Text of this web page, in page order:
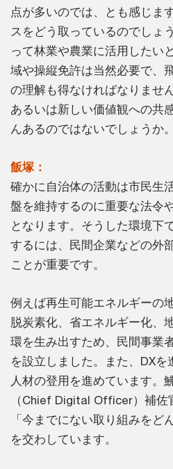
点が多いのでは、とも感じま
スをどう取っているのでしょ
って林業や農業に活用したい
域や操縦免許は当然必要で、
の理解も得なければなりませ
あるいは新しい価値観への共
んあるのではないでしょうか。
飯塚：
確かに自治体の活動は市民生
盤を維持するのに重要な法令
となります。そうした環境下
するには、民間企業などの外
ことが重要です。
例えば再生可能エネルギーの
脱炭素化、省エネルギー化、
環を生み出すため、民間事業
を設立しました。また、DX
人材の登用を進めています。
（Chief Digital Officer）補佐
「今までにない取り組みをど
を交わしています。